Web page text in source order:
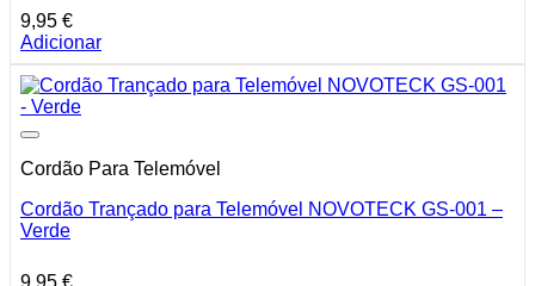
9,95 €
Adicionar
Cordão Para Telemóvel
Cordão Trançado para Telemóvel NOVOTECK GS-001 –
Verde